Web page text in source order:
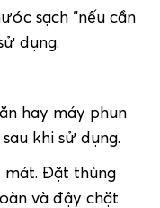
sạch “nếu cần
dụng.
hay máy phun
khi sử dụng.
mát. Đặt thùng
và đậy chặt